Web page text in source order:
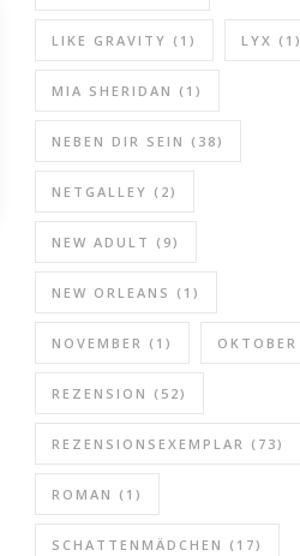
LIKE GRAVITY (1) LYX (1)
MIA SHERIDAN (1)
NEBEN DIR SEIN (38)
NETGALLEY (2)
NEW ADULT (9)
NEW ORLEANS (1)
NOVEMBER (1) OKTOBER
REZENSION (52)
REZENSIONSEXEMPLAR (73)
ROMAN (1)
SCHATTENMÄDCHEN (17)